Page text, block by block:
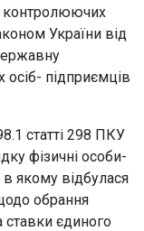
контролюючих
України від
осіб- підприємців
статті 298 ПКУ
фізичні особи-
в якому відбулася
обрання
ставки єдиного